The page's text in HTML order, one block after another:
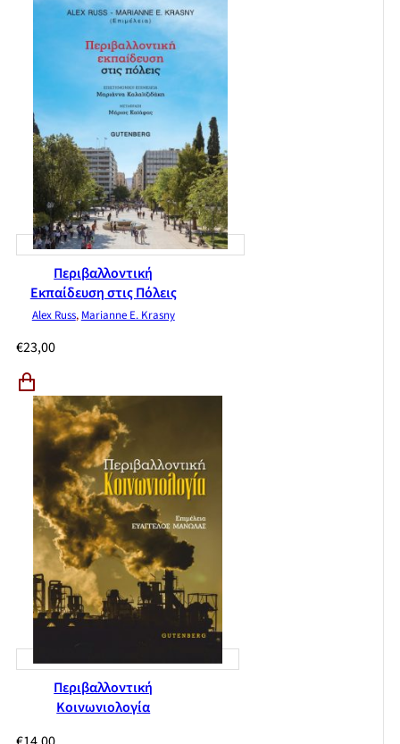
Περιβαλλοντική
Εκπαίδευση στις Πόλεις
Alex Russ, Marianne E. Krasny
€23,00
Περιβαλλοντική
Κοινωνιολογία